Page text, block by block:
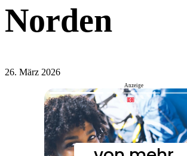
Norden
26. März 2026
Anzeige